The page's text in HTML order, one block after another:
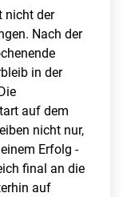
nicht der
Nach der
in der
auf dem
nicht nur,
Erfolg -
final an die
auf